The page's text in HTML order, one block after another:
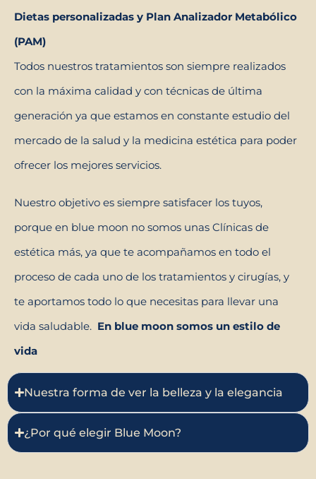
Dietas personalizadas y Plan Analizador Metabólico
(PAM)
Todos nuestros tratamientos son siempre realizados
con la máxima calidad y con técnicas de última
generación ya que estamos en constante estudio del
mercado de la salud y la medicina estética para poder
ofrecer los mejores servicios.
Nuestro objetivo es siempre satisfacer los tuyos,
porque en blue moon no somos unas Clínicas de
estética más, ya que te acompañamos en todo el
proceso de cada uno de los tratamientos y cirugías, y
te aportamos todo lo que necesitas para llevar una
vida saludable. En blue moon somos un estilo de
vida
Nuestra forma de ver la belleza y la elegancia
¿Por qué elegir Blue Moon?